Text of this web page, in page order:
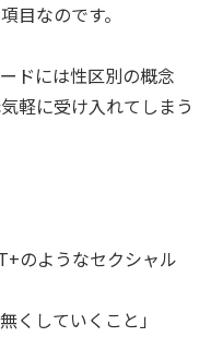
目なのです。
ドには性区別の概念
軽に受け入れてしまう
のようなセクシャル
くしていくこと」